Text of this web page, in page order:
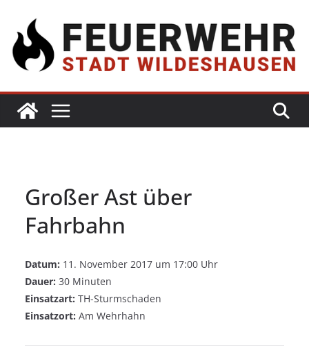
Großer Ast über
Fahrbahn
Datum: 11. November 2017 um 17:00 Uhr
Dauer: 30 Minuten
Einsatzart: TH-Sturmschaden
Einsatzort: Am Wehrhahn